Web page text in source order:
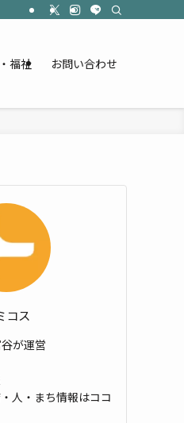
福祉 お問い合わせ
コス
が運営
人・まち情報はココ